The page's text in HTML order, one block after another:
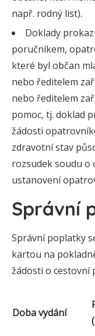
např. rodný list).
Doklady
poručníkem,
které byl občan
nebo ředitelem
nebo ředitelem
pomoc, tj. doklad
žádosti
zdravotní stav
rozsudek soudu o
ustanovení
Správní
Správní poplatky
kartou na
žádosti o cestovní
Doba vydání